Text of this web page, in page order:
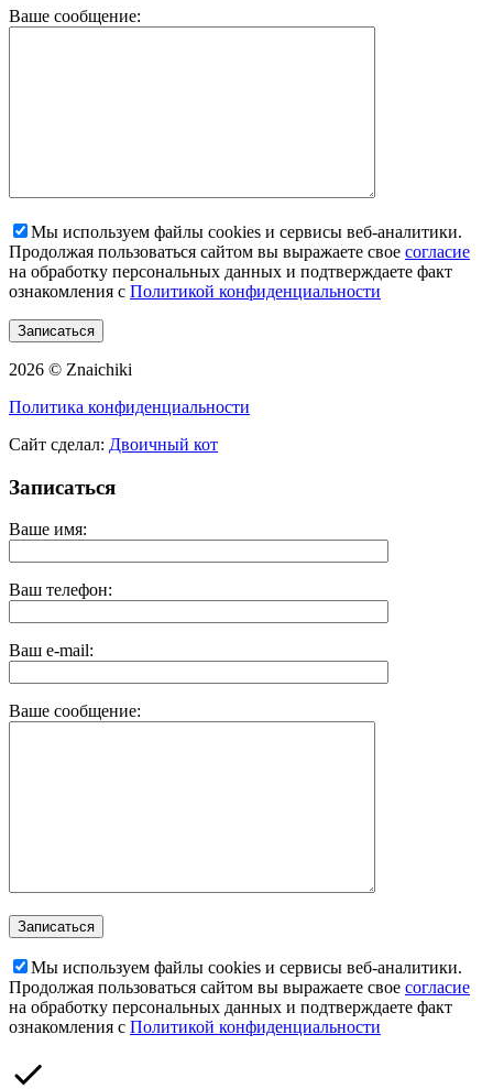
Ваше сообщение:
Мы используем файлы cookies и сервисы веб-аналитики.
Продолжая пользоваться сайтом вы выражаете свое согласие
на обработку персональных данных и подтверждаете факт
ознакомления с Политикой конфиденциальности
2026 © Znaichiki
Политика конфиденциальности
Сайт сделал: Двоичный кот
Записаться
Ваше имя:
Ваш телефон:
Ваш e-mail:
Ваше сообщение:
Мы используем файлы cookies и сервисы веб-аналитики.
Продолжая пользоваться сайтом вы выражаете свое согласие
на обработку персональных данных и подтверждаете факт
ознакомления с Политикой конфиденциальности